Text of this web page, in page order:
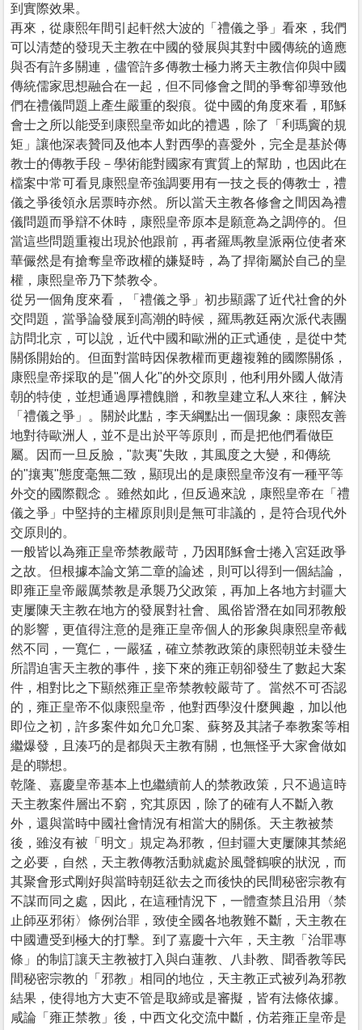
到實際效果。
再來，從康熙年間引起軒然大波的「禮儀之爭」看來，我們
可以清楚的發現天主教在中國的發展與其對中國傳統的適應
與否有許多關連，儘管許多傳教士極力將天主教信仰與中國
傳統儒家思想融合在一起，但不同修會之間的爭奪卻導致他
們在禮儀問題上產生嚴重的裂痕。從中國的角度來看，耶穌
會士之所以能受到康熙皇帝如此的禮遇，除了「利瑪竇的規
矩」讓他深表贊同及他本人對西學的喜愛外，完全是基於傳
教士的傳教手段－學術能對國家有實質上的幫助，也因此在
檔案中常可看見康熙皇帝強調要用有一技之長的傳教士，禮
儀之爭後領永居票時亦然。所以當天主教各修會之間因為禮
儀問題而爭辯不休時，康熙皇帝原本是願意為之調停的。但
當這些問題重複出現於他跟前，再者羅馬教皇派兩位使者來
華儼然是有搶奪皇帝政權的嫌疑時，為了捍衛屬於自己的皇
權，康熙皇帝乃下禁教令。
從另一個角度來看，「禮儀之爭」初步顯露了近代社會的外
交問題，當爭論發展到高潮的時候，羅馬教廷兩次派代表團
訪問北京，可以說，近代中國和歐洲的正式通使，是從中梵
關係開始的。但面對當時因保教權而更趨複雜的國際關係，
康熙皇帝採取的是"個人化"的外交原則，他利用外國人做清
朝的特使，並想通過厚禮餽贈，和教皇建立私人來往，解決
「禮儀之爭」。關於此點，李天綱點出一個現象：康熙友善
地對待歐洲人，並不是出於平等原則，而是把他們看做臣
屬。因而一旦反臉，"款夷"失敗，其風度之大變，和傳統
的"攘夷"態度毫無二致，顯現出的是康熙皇帝沒有一種平等
外交的國際觀念 。雖然如此，但反過來說，康熙皇帝在「禮
儀之爭」中堅持的主權原則則是無可非議的，是符合現代外
交原則的。
一般皆以為雍正皇帝禁教嚴苛，乃因耶穌會士捲入宮廷政爭
之故。但根據本論文第二章的論述，則可以得到一個結論，
即雍正皇帝嚴厲禁教是承襲乃父政策，再加上各地方封疆大
吏屢陳天主教在地方的發展對社會、風俗皆潛在如同邪教般
的影響，更值得注意的是雍正皇帝個人的形象與康熙皇帝截
然不同，一寬仁，一嚴猛，確立禁教政策的康熙朝並未發生
所謂迫害天主教的事件，接下來的雍正朝卻發生了數起大案
件，相對比之下顯然雍正皇帝禁教較嚴苛了。當然不可否認
的，雍正皇帝不似康熙皇帝，他對西學沒什麼興趣，加以他
即位之初，許多案件如允允案、蘇努及其諸子奉教案等相
繼爆發，且湊巧的是都與天主教有關，也無怪乎大家會做如
是的聯想。
乾隆、嘉慶皇帝基本上也繼續前人的禁教政策，只不過這時
天主教案件層出不窮，究其原因，除了的確有人不斷入教
外，還與當時中國社會情況有相當大的關係。天主教被禁
後，雖沒有被「明文」規定為邪教，但封疆大吏屢陳其禁絕
之必要，自然，天主教傳教活動就處於風聲鶴唳的狀況，而
其聚會形式剛好與當時朝廷欲去之而後快的民間秘密宗教有
不謀而同之處，因此，在這種情況下，一體查禁且沿用〈禁
止師巫邪術〉條例治罪，致使全國各地教難不斷，天主教在
中國遭受到極大的打擊。到了嘉慶十六年，天主教「治罪專
條」的制訂讓天主教被打入與白蓮教、八卦教、聞香教等民
間秘密宗教的「邪教」相同的地位，天主教正式被列為邪教
結果，使得地方大吏不管是取締或是審擬，皆有法條依據。
咸論「雍正禁教」後，中西文化交流中斷，仿若雍正皇帝是